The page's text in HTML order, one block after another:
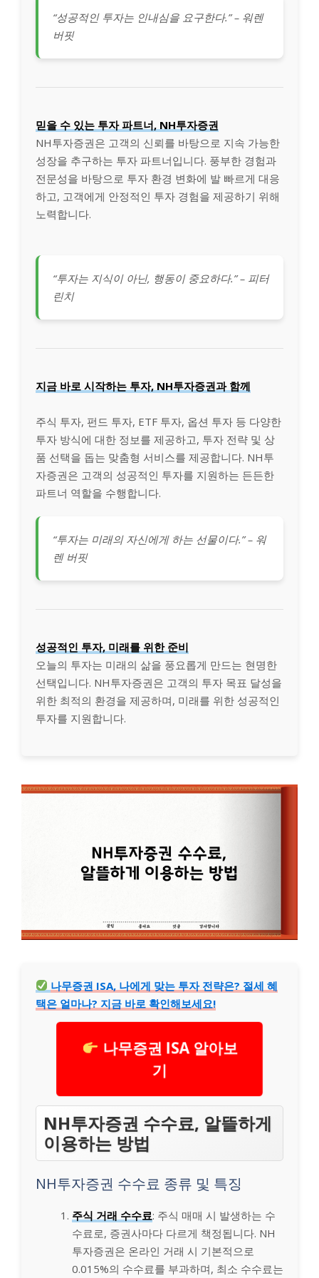
“성공적인 투자는 인내심을 요구한다.” – 워렌
버핏
믿을 수 있는 투자 파트너, NH투자증권
NH투자증권은 고객의 신뢰를 바탕으로 지속 가능한
성장을 추구하는 투자 파트너입니다. 풍부한 경험과
전문성을 바탕으로 투자 환경 변화에 발 빠르게 대응
하고, 고객에게 안정적인 투자 경험을 제공하기 위해
노력합니다.
“투자는 지식이 아닌, 행동이 중요하다.” – 피터
린치
지금 바로 시작하는 투자, NH투자증권과 함께
주식 투자, 펀드 투자, ETF 투자, 옵션 투자 등 다양한
투자 방식에 대한 정보를 제공하고, 투자 전략 및 상
품 선택을 돕는 맞춤형 서비스를 제공합니다. NH투
자증권은 고객의 성공적인 투자를 지원하는 든든한
파트너 역할을 수행합니다.
“투자는 미래의 자신에게 하는 선물이다.” – 워
렌 버핏
성공적인 투자, 미래를 위한 준비
오늘의 투자는 미래의 삶을 풍요롭게 만드는 현명한
선택입니다. NH투자증권은 고객의 투자 목표 달성을
위한 최적의 환경을 제공하며, 미래를 위한 성공적인
투자를 지원합니다.
나무증권 ISA, 나에게 맞는 투자 전략은? 절세 혜
택은 얼마나? 지금 바로 확인해보세요!
나무증권 ISA 알아보
기
NH투자증권 수수료, 알뜰하게
이용하는 방법
NH투자증권 수수료 종류 및 특징
주식 거래 수수료: 주식 매매 시 발생하는 수
수료로, 증권사마다 다르게 책정됩니다. NH
투자증권은 온라인 거래 시 기본적으로
0.015%의 수수료를 부과하며, 최소 수수료는